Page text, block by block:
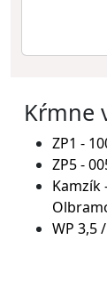
Kŕmne
ZP1 -
ZP5 -
Kamzík
WP 3,5